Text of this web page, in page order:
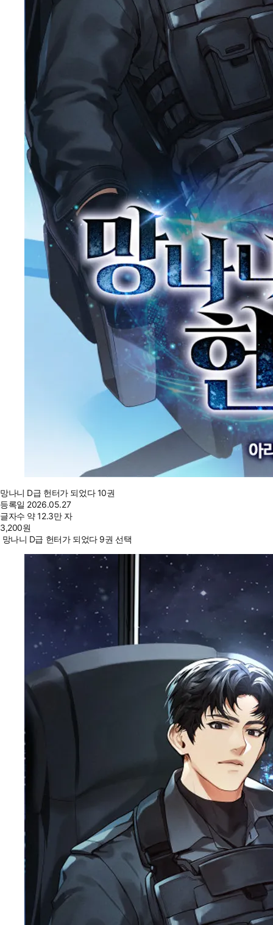
망나니 D급 헌터가 되었다 10권
등록일 2026.05.27
글자수 약 12.3만 자
3,200원
망나니 D급 헌터가 되었다 9권 선택